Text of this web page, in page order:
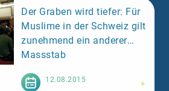
Der Graben wird tiefer: Für
Muslime in der Schweiz gilt
zunehmend ein anderer
Massstab
12.08.2015